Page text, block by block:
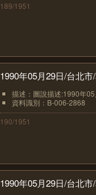
189/1951
1990年05月29日/台北
描述：圖說描述:1990年
資料識別：B-006-2868
190/1951
1990年05月29日/台北